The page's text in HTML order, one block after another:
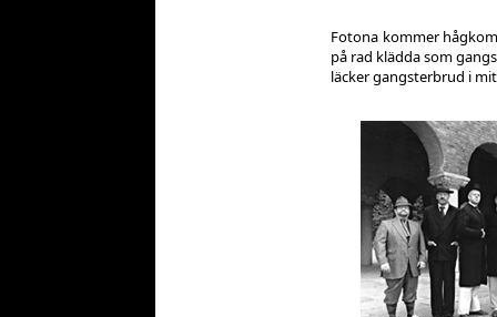
Fotona kommer
på rad klädda som
läcker gangsterbrud i